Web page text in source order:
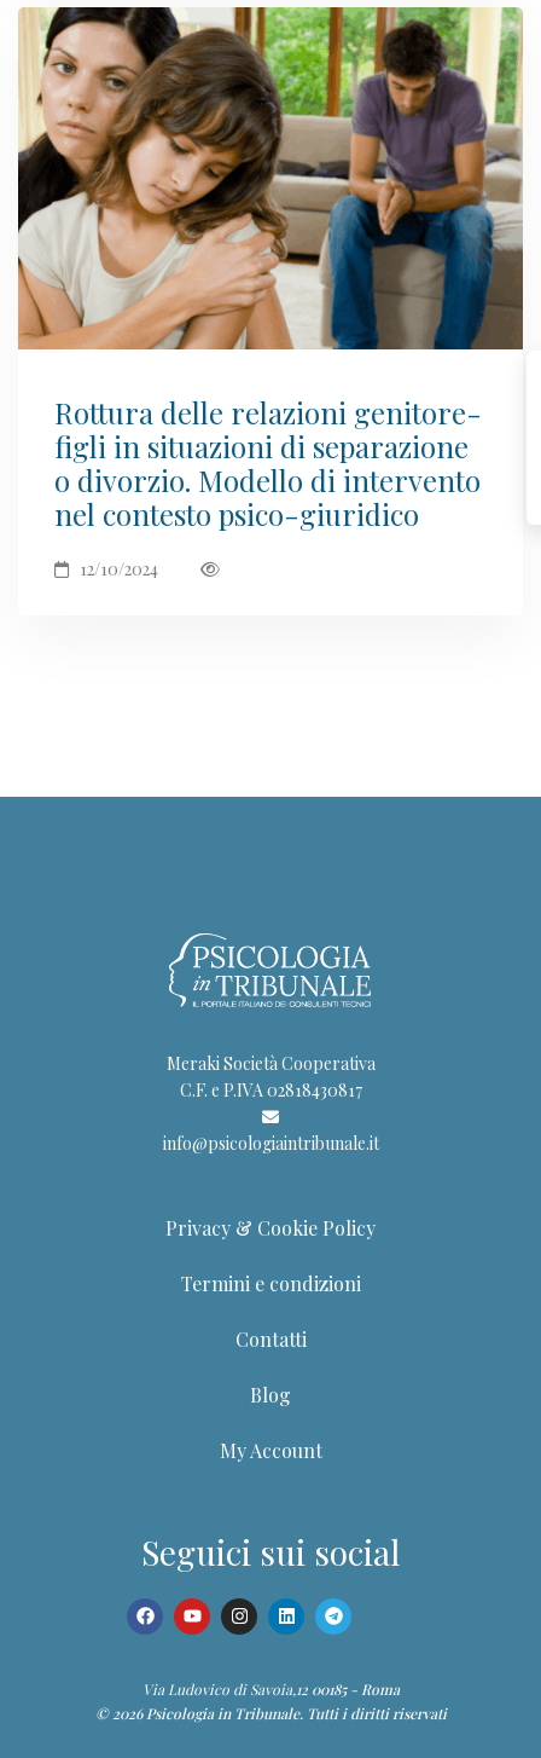
Rottura delle relazioni genitore-
figli in situazioni di separazione
o divorzio. Modello di intervento
nel contesto psico-giuridico
12/10/2024
Meraki Società Cooperativa
C.F. e P.IVA 02818430817
info@psicologiaintribunale.it
Privacy & Cookie Policy
Termini e condizioni
Contatti
Blog
My Account
Seguici sui social
Via Ludovico di Savoia,1200185 - Roma
© 2026 Psicologia in Tribunale. Tutti i diritti riservati
corsi, webinar, ebook, articoli e contenuti della
Community.